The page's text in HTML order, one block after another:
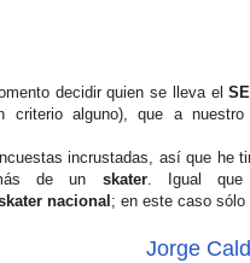
decidir quien se lleva el
criterio alguno), que a
incrustadas, así que he
de un skater. Igual que
nacional ; en este caso
Jorge